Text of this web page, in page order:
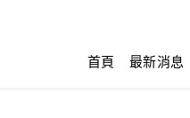
首頁 最新消息